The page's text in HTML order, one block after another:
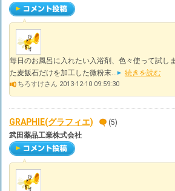
毎日のお風呂に入れたい入浴剤、色々使って試し
た麦飯石だけを加工した微粉末...
続きを読む
ちろすけさん 2013-12-10 09:59:30
GRAPHIE(グラフィエ)
(5)
武田薬品工業株式会社